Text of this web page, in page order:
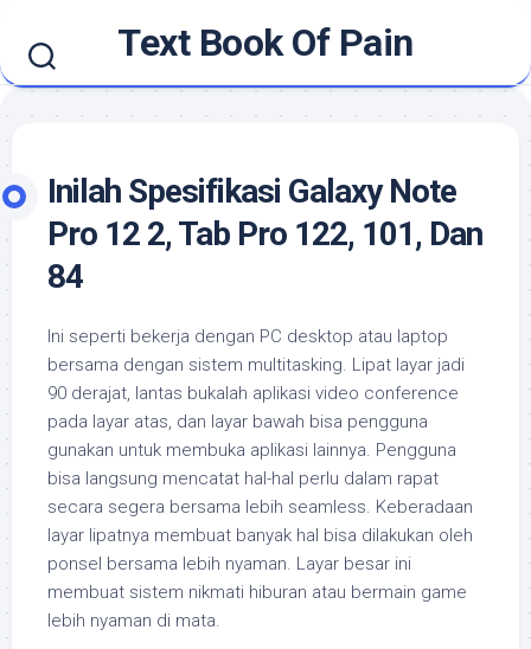
content
Text Book Of Pain
Inilah Spesifikasi Galaxy Note
Pro 12 2, Tab Pro 122, 101, Dan
84
Ini seperti bekerja dengan PC desktop atau laptop
bersama dengan sistem multitasking. Lipat layar jadi
90 derajat, lantas bukalah aplikasi video conference
pada layar atas, dan layar bawah bisa pengguna
gunakan untuk membuka aplikasi lainnya. Pengguna
bisa langsung mencatat hal-hal perlu dalam rapat
secara segera bersama lebih seamless. Keberadaan
layar lipatnya membuat banyak hal bisa dilakukan oleh
ponsel bersama lebih nyaman. Layar besar ini
membuat sistem nikmati hiburan atau bermain game
lebih nyaman di mata.